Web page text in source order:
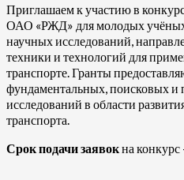
Приглашаем к участию в
ОАО «РЖД» для молодых
научных исследований,
техники и технологий для
транспорте. Гранты
фундаментальных, поисковых
исследований в области
транспорта.
Срок подачи заявокна конкурс